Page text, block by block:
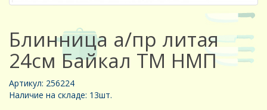
Блинница а/пр литая
24см Байкал ТМ НМП
Артикул: 256224
Наличие на складе: 13шт.